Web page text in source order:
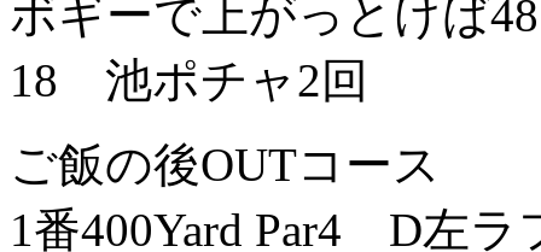
ボギーで上がっとけば
18 池ポチャ2回
ご飯の後OUTコース
1番400Yard Par4 D左